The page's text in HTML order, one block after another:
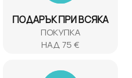
ПОДАРЪК ПРИ ВСЯКА
ПОКУПКА
НАД 75 €